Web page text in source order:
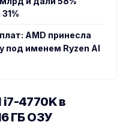
AMD принесла
под именем Ryzen AI
4770K в
ГБ ОЗУ